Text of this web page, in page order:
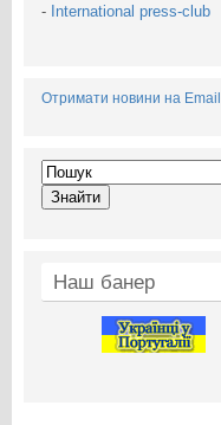
- International press-club
Отримати новини на Email
Наш банер